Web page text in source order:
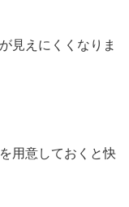
見えにくくなりま
用意しておくと快